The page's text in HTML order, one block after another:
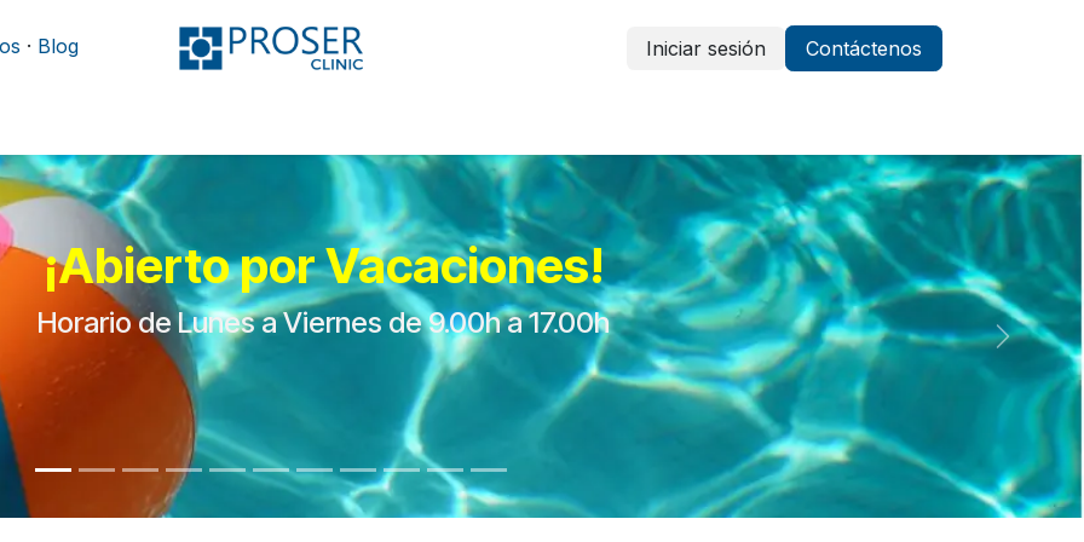
· Blog Iniciar sesión Contáctenos
¡Abierto por Vacaciones!
Horario de Lunes a Viernes de 9.00h a 17.00h
Siguiente